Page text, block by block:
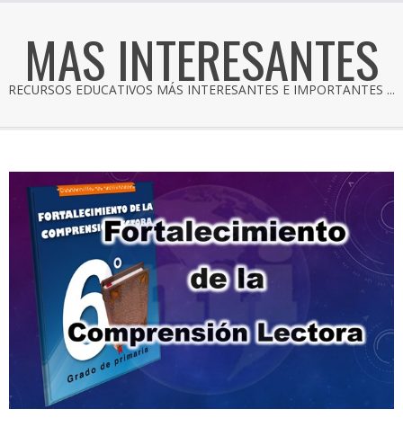
MAS INTERESANTES
RECURSOS EDUCATIVOS MÁS INTERESANTES E IMPORTANTES ...